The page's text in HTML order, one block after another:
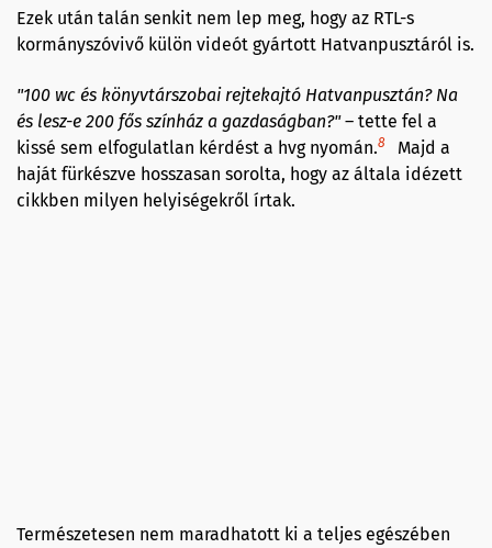
Ezek után talán senkit nem lep meg, hogy az RTL-s
kormányszóvivő külön videót gyártott Hatvanpusztáról is.
"100 wc és könyvtárszobai rejtekajtó Hatvanpusztán? Na
és lesz-e 200 fős színház a gazdaságban?"– tette fel a
kissé sem elfogulatlan kérdést a hvg nyomán.8
Majd a
haját fürkészve hosszasan sorolta, hogy az általa idézett
cikkben milyen helyiségekről írtak.
Természetesen nem maradhatott ki a teljes egészében